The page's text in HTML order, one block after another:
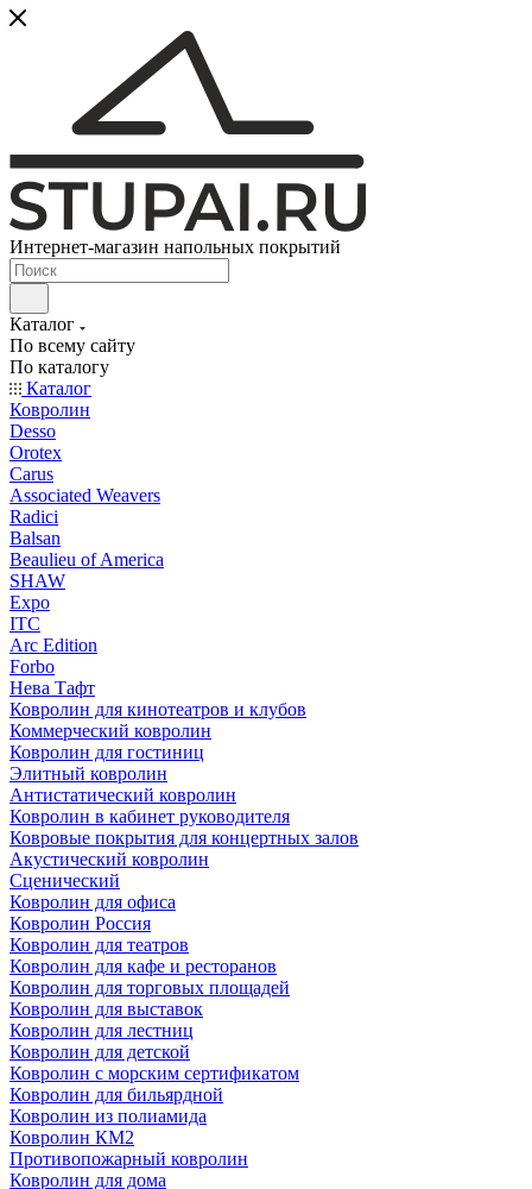
Интернет-магазин напольных покрытий
Каталог
По всему сайту
По каталогу
Каталог
Ковролин
Desso
Orotex
Carus
Associated Weavers
Radici
Balsan
Beaulieu of America
SHAW
Expo
ITC
Arc Edition
Forbo
Нева Тафт
Ковролин для кинотеатров и клубов
Коммерческий ковролин
Ковролин для гостиниц
Элитный ковролин
Антистатический ковролин
Ковролин в кабинет руководителя
Ковровые покрытия для концертных залов
Акустический ковролин
Сценический
Ковролин для офиса
Ковролин Россия
Ковролин для театров
Ковролин для кафе и ресторанов
Ковролин для торговых площадей
Ковролин для выставок
Ковролин для лестниц
Ковролин для детской
Ковролин с морским сертификатом
Ковролин для бильярдной
Ковролин из полиамида
Ковролин КМ2
Противопожарный ковролин
Ковролин для дома